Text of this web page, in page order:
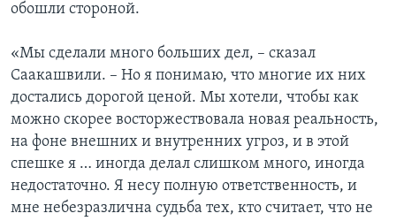
обошли стороной.
«Мы сделали много больших дел, – сказал
Саакашвили. – Но я понимаю, что многие их них
достались дорогой ценой. Мы хотели, чтобы как
можно скорее восторжествовала новая реальность,
на фоне внешних и внутренних угроз, и в этой
спешке я … иногда делал слишком много, иногда
недостаточно. Я несу полную ответственность, и
мне небезразлична судьба тех, кто считает, что не